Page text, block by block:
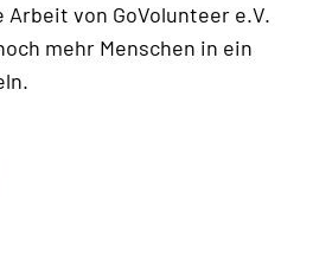
von GoVolunteer e.V.
mehr Menschen in ein